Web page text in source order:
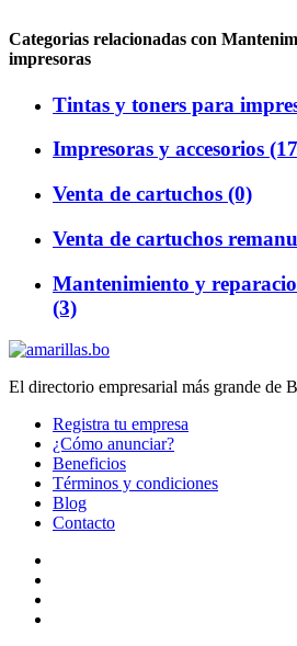
Categorias relacionadas con
impresoras
Tintas y toners para
Impresoras y accesorios
Venta de cartuchos (0)
Venta de cartuchos
Mantenimiento y
(3)
El directorio empresarial más grande de
Registra tu empresa
¿Cómo anunciar?
Beneficios
Términos y condiciones
Blog
Contacto